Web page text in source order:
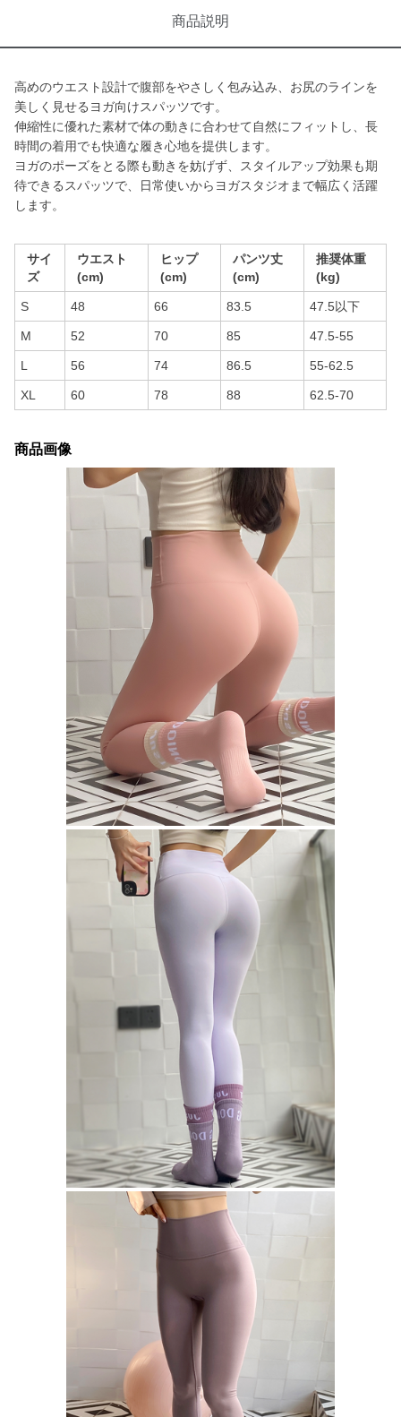
商品説明
高めのウエスト設計で腹部をやさしく包み込み、お尻のラインを
美しく見せるヨガ向けスパッツです。
伸縮性に優れた素材で体の動きに合わせて自然にフィットし、長
時間の着用でも快適な履き心地を提供します。
ヨガのポーズをとる際も動きを妨げず、スタイルアップ効果も期
待できるスパッツで、日常使いからヨガスタジオまで幅広く活躍
します。
サイ
ズ
ウエスト
(cm)
ヒップ
(cm)
パンツ丈
(cm)
推奨体重
(kg)
S 48 66 83.5 47.5以下
M 52 70 85 47.5-55
L 56 74 86.5 55-62.5
XL 60 78 88 62.5-70
商品画像